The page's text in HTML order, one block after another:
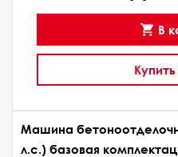
В
Купить
Машина
л.с.) базовая